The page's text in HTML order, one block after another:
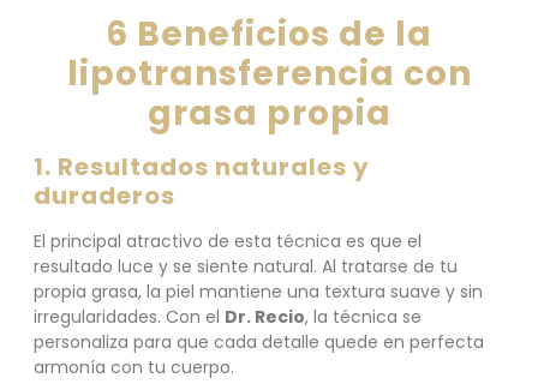
6 Beneficios de la
lipotransferencia con
grasa propia
1. Resultados naturales y
duraderos
El principal atractivo de esta técnica es que el
resultado luce y se siente natural. Al tratarse de tu
propia grasa, la piel mantiene una textura suave y sin
irregularidades. Con el Dr. Recio, la técnica se
personaliza para que cada detalle quede en perfecta
armonía con tu cuerpo.